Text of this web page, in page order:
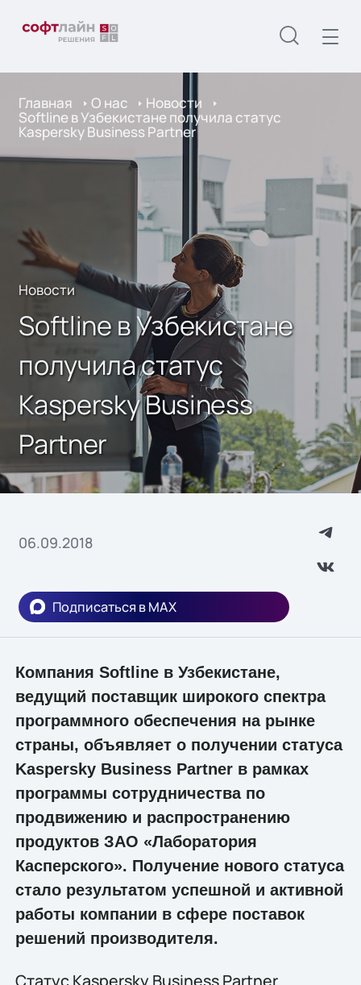
Главная О нас Новости
Softline в Узбекистане получила статус
Kaspersky Business Partner
Новости
Softline в Узбекистане
получила статус
Kaspersky Business
Partner
06.09.2018
Подписаться в MAX
Компания Softline в Узбекистане,
ведущий поставщик широкого спектра
программного обеспечения на рынке
страны, объявляет о получении статуса
Kaspersky Business Partner в рамках
программы сотрудничества по
продвижению и распространению
продуктов ЗАО «Лаборатория
Касперского». Получение нового статуса
стало результатом успешной и активной
работы компании в сфере поставок
решений производителя.
Статус Kaspersky Business Partner